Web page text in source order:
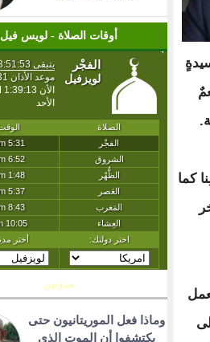
كما
أوقات الصلاة - لويس فيل
مدونين
وماذا فعل الموريتانيون حتى
يكتشفوا أن الموت الذي